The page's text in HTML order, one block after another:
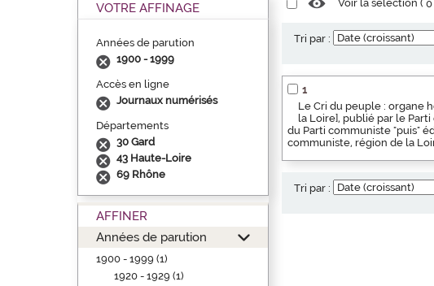
VOTRE AFFINAGE
Années de parution
1900 - 1999
Accès en ligne
Journaux numérisés
Départements
30 Gard
43 Haute-Loire
69 Rhône
AFFINER
Années de parution
1900 - 1999 (1)
1920 - 1929 (1)
Voir la sélection (0
Tri par :
1
Le Cri du peuple : organe
la Loire], publié par le
du Parti communiste "puis"
communiste, région de la
Tri par :